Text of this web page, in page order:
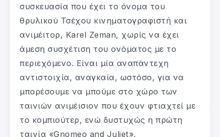
συσκευασία που έχει το όνομα του
θρυλικού Τσέχου κινηματογραφιστή και
ανιμέιτορ, Karel Zeman, χωρίς να έχει
άμεση συσχέτιση του ονόματος με το
περιεχόμενο. Είναι μία αναπάντεχη
αντιστοιχία, αναγκαία, ωστόσο, για να
μπορέσουμε να μπούμε στο χώρο των
ταινιών ανιμέισιον που έχουν φτιαχτεί με
το κομπιούτερ, ενώ δυστυχώς η πρώτη
ταινία «Gnomeo and Juliet»,